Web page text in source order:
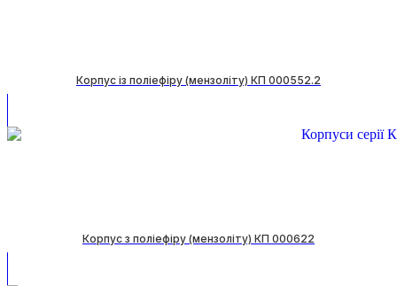
Корпус із поліефіру (мензоліту) КП 000552.2
Корпус з поліефіру (мензоліту) КП 000622